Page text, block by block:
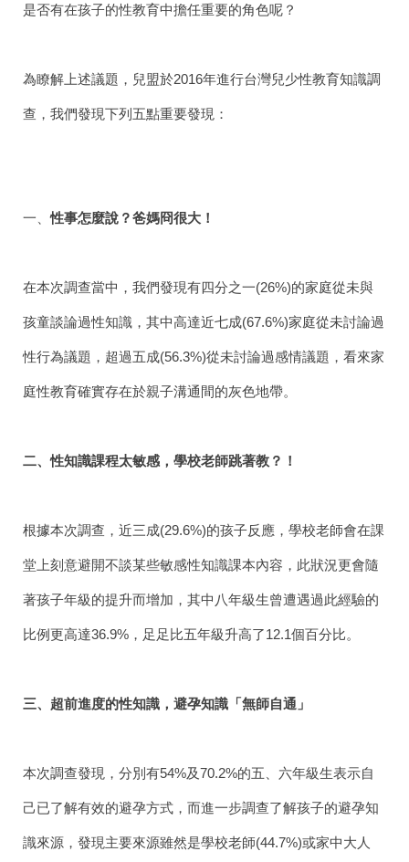
是否有在孩子的性教育中擔任重要的角色呢？
為瞭解上述議題，兒盟於2016年進行台灣兒少性教育知識調
查，我們發現下列五點重要發現：
一、性事怎麼說？爸媽冏很大！
在本次調查當中，我們發現有四分之一(26%)的家庭從未與
孩童談論過性知識，其中高達近七成(67.6%)家庭從未討論過
性行為議題，超過五成(56.3%)從未討論過感情議題，看來家
庭性教育確實存在於親子溝通間的灰色地帶。
二、性知識課程太敏感，學校老師跳著教？！
根據本次調查，近三成(29.6%)的孩子反應，學校老師會在課
堂上刻意避開不談某些敏感性知識課本內容，此狀況更會隨
著孩子年級的提升而增加，其中八年級生曾遭遇過此經驗的
比例更高達36.9% ，足足比五年級升高了12.1個百分比。
三、超前進度的性知識，避孕知識「無師自通」
本次調查發現，分別有54%及70.2%的五、六年級生表示自
己已了解有效的避孕方式，而進一步調查了解孩子的避孕知
識來源，發現主要來源雖然是學校老師(44.7%)或家中大人